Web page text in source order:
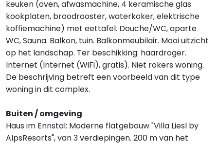
keuken (oven, afwasmachine, 4 keramische glas
kookplaten, broodrooster, waterkoker, elektrische
koffiemachine) met eettafel. Douche/WC, aparte
WC, Sauna. Balkon, tuin. Balkonmeubilair. Mooi uitzicht
op het landschap. Ter beschikking: haardroger.
Internet (Internet (WiFi), gratis). Niet rokers woning.
De beschrijving betreft een voorbeeld van dit type
woning in dit complex.
Buiten / omgeving
Haus im Ennstal: Moderne flatgebouw "Villa Liesl by
AlpsResorts", van 3 verdiepingen. 200 m van het